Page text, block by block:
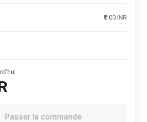
₹0.00 INR
Passer la commande